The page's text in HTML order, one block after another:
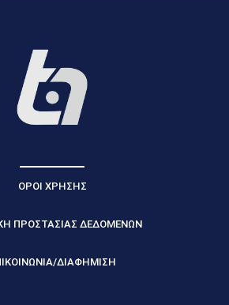
ΟΡΟΙ ΧΡΗΣΗΣ
ΠΡΟΣΤΑΣΙΑΣ ΔΕΔΟΜΕΝΩΝ
ΔΙΑΦΗΜΙΣΗ